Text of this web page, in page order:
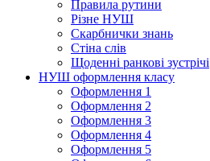
Правила рутини
Різне НУШ
Скарбнички знань
Стіна слів
Щоденні ранкові зустрічі
НУШ оформлення класу
Оформлення 1
Оформлення 2
Оформлення 3
Оформлення 4
Оформлення 5